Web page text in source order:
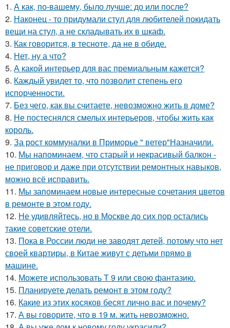
1. А как, по-вашему, было лучше: до или после?
2. Наконец - то придумали стул для любителей покидать
вещи на стул, а не складывать их в шкаф.
3. Как говорится, в тесноте, да не в обиде.
4. Нет, ну а что?
5. А какой интерьер для вас премиальным кажется?
6. Каждый увидет то, что позволит степень его
испорченности.
7. Без чего, как вы считаете, невозможно жить в доме?
8. Не постеснялся смелых интерьеров, чтобы жить как
король.
9. За рост коммуналки в Приморье " ветер"Назначили.
10. Мы напоминаем, что старый и некрасивый балкон -
не приговор и даже при отсутствии ремонтных навыков,
можно всё исправить.
11. Мы запоминаем новые интересные сочетания цветов
в ремонте в этом году.
12. Не удивляйтесь, но в Москве до сих пор остались
такие советские отели.
13. Пока в России люди не заводят детей, потому что нет
своей квартиры, в Китае живут с детьми прямо в
машине.
14. Можете использовать Т 9 или свою фантазию.
15. Планируете делать ремонт в этом году?
16. Какие из этих косяков бесят лично вас и почему?
17. А вы говорите, что в 19 м. жить невозможно.